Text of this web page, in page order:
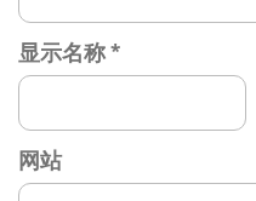
显示名称*
网站